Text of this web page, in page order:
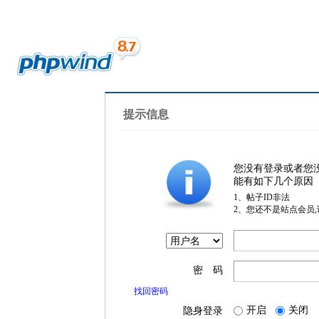
提示信息
您没有登录或者您
能有如下几个原因
1、帖子ID非法
2、您还不是站点会员
密 码
找回密码
隐身登录 开启 关闭